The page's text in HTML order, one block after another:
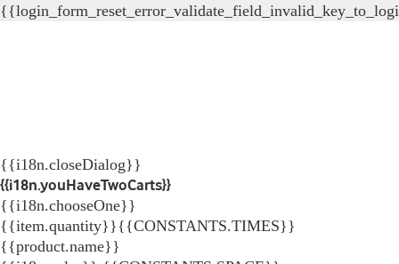
{{i18n.closeDialog}}
{{i18n.youHaveTwoCarts}}
{{i18n.chooseOne}}
{{item.quantity}}{{CONSTANTS.TIMES}}
{{product.name}}